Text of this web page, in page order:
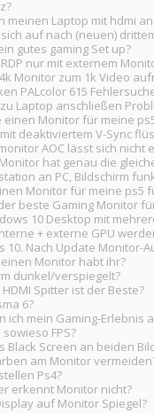
meinen Laptop mit hdmi
sich auf nach (neuen)
gutes gaming Set up?
nur mit externem
Monitor zum 1k Video
PALcolor 615
Laptop anschließen
einen Monitor für meine
deaktiviertem V-Sync
AOC lässt sich nicht
hat genau die
an PC, Bildschirm
Monitor für meine ps5
beste Gaming Monitor
10 Desktop mit
+ externe GPU
10. Nach Update Monitor-
Monitor habt ihr?
dunkel/verspiegelt?
Spitter ist der Beste?
6?
ich mein Gaming-Erlebnis
sowieso FPS?
Black Screen an beiden
am Monitor
Ps4?
erkennt Monitor nicht?
auf Monitor Spiegel?